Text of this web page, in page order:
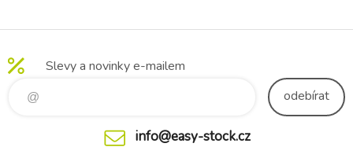
Slevy a novinky e-mailem
odebírat
info@easy-stock.cz